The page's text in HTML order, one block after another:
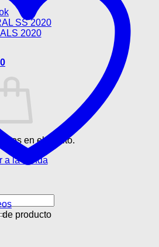
SS 2020
2020
0
en el carrito.
a la tienda